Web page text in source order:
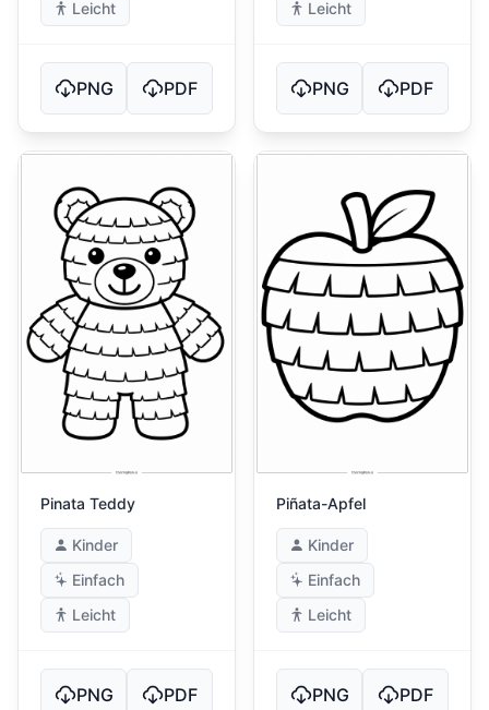
Leicht
PNG PDF
Leicht
PNG PDF
Pinata Teddy
Kinder
Einfach
Leicht
PNG PDF
Piñata-Apfel
Kinder
Einfach
Leicht
PNG PDF